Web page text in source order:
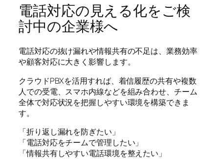
電話対応の見える化をご検
討中の企業様へ
電話対応の抜け漏れや情報共有の不足は、業務効率
や顧客対応に大きく影響します。
クラウドPBXを活用すれば、着信履歴の共有や複数
人での受電、スマホ内線などを組み合わせ、チーム
全体で対応状況を把握しやすい環境を構築できま
す。
「折り返し漏れを防ぎたい」
「電話対応をチームで管理したい」
「情報共有しやすい電話環境を整えたい」